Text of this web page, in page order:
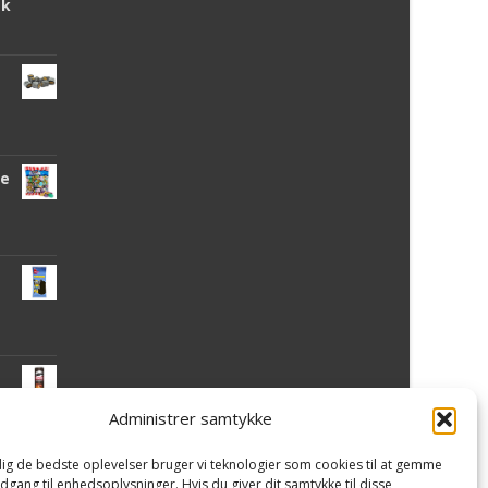
Administrer samtykke
de bedste oplevelser bruger vi teknologier som cookies til at gemme
til enhedsoplysninger. Hvis du giver dit samtykke til disse